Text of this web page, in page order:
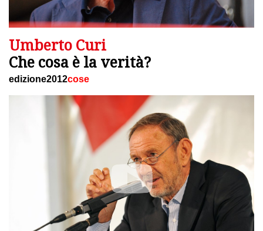
Umberto Curi
Che cosa è la verità?
edizione2012cose